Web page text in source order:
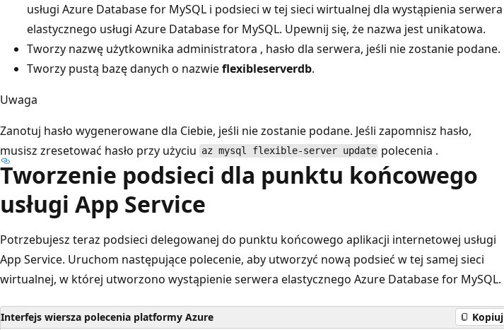
usługi Azure Database for MySQL i podsieci w tej sieci wirtualnej dla wystąpienia serwera
elastycznego usługi Azure Database for MySQL. Upewnij się, że nazwa jest unikatowa.
Tworzy nazwę użytkownika administratora , hasło dla serwera, jeśli nie zostanie podane.
Tworzy pustą bazę danych o nazwieflexibleserverdb.
Uwaga
Zanotuj hasło wygenerowane dla Ciebie, jeśli nie zostanie podane. Jeśli zapomnisz hasło,
musisz zresetować hasło przy użyciu az mysql flexible-server update polecenia .
Tworzenie podsieci dla punktu końcowego
usługi App Service
Potrzebujesz teraz podsieci delegowanej do punktu końcowego aplikacji internetowej usługi
App Service. Uruchom następujące polecenie, aby utworzyć nową podsieć w tej samej sieci
wirtualnej, w której utworzono wystąpienie serwera elastycznego Azure Database for MySQL.
Interfejs wiersza polecenia platformy Azure Kopiuj